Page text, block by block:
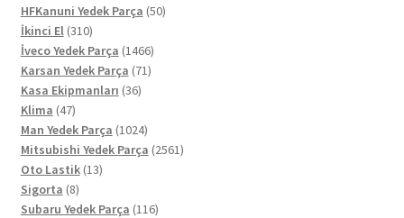
ürün
HFKanuni Yedek Parça 5050
İkinci El 310310
ürün
İveco Yedek Parça 14661466
ürün
Karsan Yedek Parça 7171
Kasa Ekipmanları 3636
Klima 4747
ürün
Man Yedek Parça 10241024
ürün
Mitsubishi Yedek Parça 25612561
Oto Lastik 1313
Sigorta 88
ürün
Subaru Yedek Parça 116116